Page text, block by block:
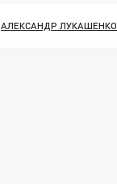
АЛЕКСАНДР ЛУКАШЕНКО